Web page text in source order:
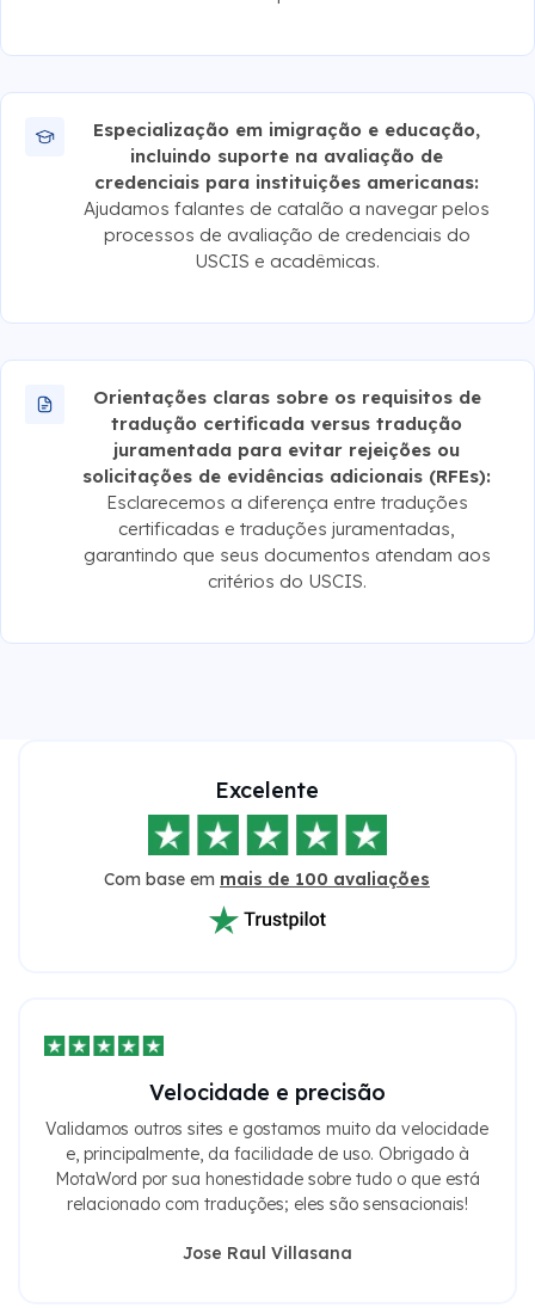
Especialização em imigração e educação,
incluindo suporte na avaliação de
credenciais para instituições americanas:
Ajudamos falantes de catalão a navegar pelos
processos de avaliação de credenciais do
USCIS e acadêmicas.
Orientações claras sobre os requisitos de
tradução certificada versus tradução
juramentada para evitar rejeições ou
solicitações de evidências adicionais (RFEs):
Esclarecemos a diferença entre traduções
certificadas e traduções juramentadas,
garantindo que seus documentos atendam aos
critérios do USCIS.
Excelente
Com base em mais de 100 avaliações
Velocidade e precisão
Validamos outros sites e gostamos muito da velocidade
e, principalmente, da facilidade de uso. Obrigado à
MotaWord por sua honestidade sobre tudo o que está
relacionado com traduções; eles são sensacionais!
Jose Raul Villasana